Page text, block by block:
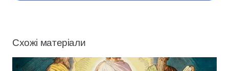
Схожі матеріали